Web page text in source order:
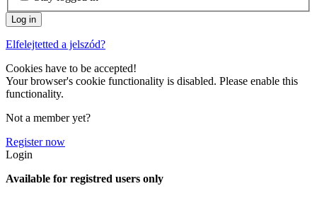
Elfelejtetted a jelszód?
Cookies have to be accepted!
Your browser's cookie functionality is disabled. Please enable this
functionality.
Not a member yet?
Register now
Login
Available for registred users only